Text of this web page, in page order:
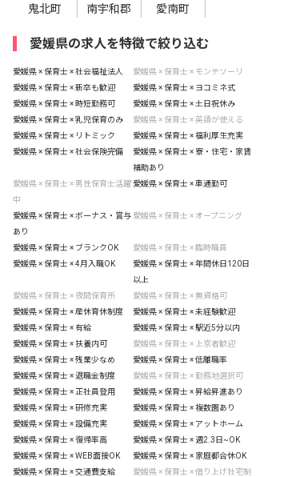
鬼北町
南宇和郡 愛南町
愛媛県の求人を特徴で絞り込む
愛媛県 × 保育士 × 社会福祉法人
愛媛県 × 保育士 × モンテソーリ
愛媛県 × 保育士 × 新卒も歓迎
愛媛県 × 保育士 × ヨコミネ式
愛媛県 × 保育士 × 時短勤務可
愛媛県 × 保育士 × 土日祝休み
愛媛県 × 保育士 × 乳児保育のみ
愛媛県 × 保育士 × 英語が使える
愛媛県 × 保育士 × リトミック
愛媛県 × 保育士 × 福利厚生充実
愛媛県 × 保育士 × 社会保険完備
愛媛県 × 保育士 × 寮・住宅・家賃
補助あり
愛媛県 × 保育士 × 男性保育士活躍
中
愛媛県 × 保育士 × 車通勤可
愛媛県 × 保育士 × ボーナス・賞与
あり
愛媛県 × 保育士 × オープニング
愛媛県 × 保育士 × ブランクOK
愛媛県 × 保育士 × 臨時職員
愛媛県 × 保育士 × 4月入職OK
愛媛県 × 保育士 × 年間休日120日
以上
愛媛県 × 保育士 × 夜間保育所
愛媛県 × 保育士 × 無資格可
愛媛県 × 保育士 × 産休育休制度
愛媛県 × 保育士 × 未経験歓迎
愛媛県 × 保育士 × 有給
愛媛県 × 保育士 × 駅近5分以内
愛媛県 × 保育士 × 扶養内可
愛媛県 × 保育士 × 上京者歓迎
愛媛県 × 保育士 × 残業少なめ
愛媛県 × 保育士 × 低離職率
愛媛県 × 保育士 × 退職金制度
愛媛県 × 保育士 × 勤務地選択可
愛媛県 × 保育士 × 正社員登用
愛媛県 × 保育士 × 昇給昇進あり
愛媛県 × 保育士 × 研修充実
愛媛県 × 保育士 × 複数園あり
愛媛県 × 保育士 × 設備充実
愛媛県 × 保育士 × アットホーム
愛媛県 × 保育士 × 復帰率高
愛媛県 × 保育士 × 週2.3日~OK
愛媛県 × 保育士 × WEB面接OK
愛媛県 × 保育士 × 家庭都合休OK
愛媛県 × 保育士 × 交通費支給
愛媛県 × 保育士 × 借り上げ社宅制